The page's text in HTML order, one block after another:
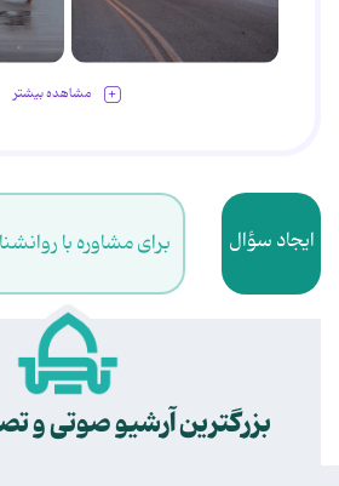
مشاهده بیشتر
ایجاد سؤال برای مشاوره با
.
بزرگترین آرشیو صوتی و